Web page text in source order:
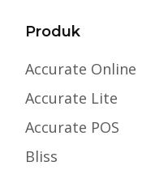
Produk
Accurate Online
Accurate Lite
Accurate POS
Bliss